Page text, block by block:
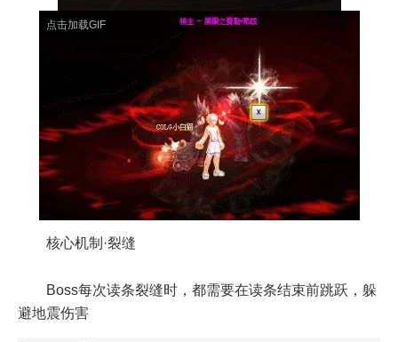
Boss每次读条裂缝时，都需要在读条结束前跳跃，躲